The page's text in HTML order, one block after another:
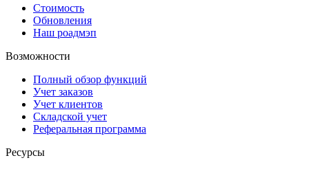
Стоимость
Обновления
Наш роадмэп
Возможности
Полный обзор функций
Учет заказов
Учет клиентов
Складской учет
Реферальная программа
Ресурсы